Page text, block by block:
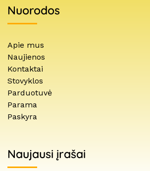
Nuorodos
Apie mus
Naujienos
Kontaktai
Stovyklos
Parduotuvė
Parama
Paskyra
Naujausi įrašai